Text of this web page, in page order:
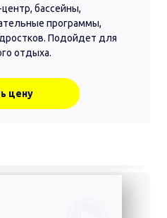
бассейны,
программы,
Подойдет для
отдыха.
цену